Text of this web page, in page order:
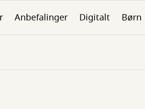
Anbefalinger Digitalt Børn